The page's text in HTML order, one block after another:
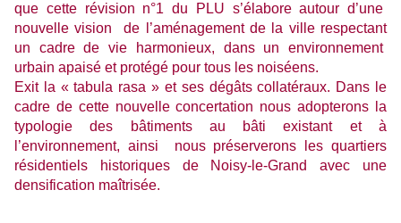
que cette révision n°1 du PLU s’élabore autour d’une
nouvelle vision de l’aménagement de la ville respectant
un cadre de vie harmonieux, dans un environnement
urbain apaisé et protégé pour tous les noiséens.
Exit la « tabula rasa » et ses dégâts collatéraux. Dans le
cadre de cette nouvelle concertation nous adopterons la
typologie des bâtiments au bâti existant et à
l’environnement, ainsi nous préserverons les quartiers
résidentiels historiques de Noisy-le-Grand avec une
densification maîtrisée.